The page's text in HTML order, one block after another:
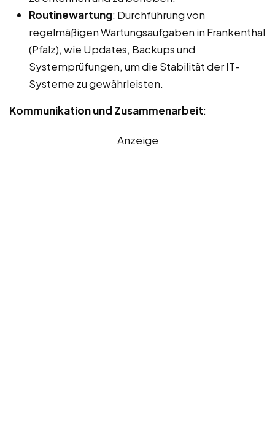
Routinewartung: Durchführung von
regelmäßigen Wartungsaufgaben in Frankenthal
(Pfalz), wie Updates, Backups und
Systemprüfungen, um die Stabilität der IT-
Systeme zu gewährleisten.
Kommunikation und Zusammenarbeit:
Anzeige